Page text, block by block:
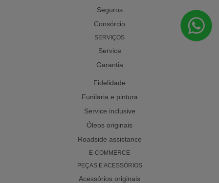
Seguros
Consórcio
SERVIÇOS
Service
Garantia
Fidelidade
Funilaria e pintura
Service inclusive
Óleos originais
Roadside assistance
E-COMMERCE
PEÇAS E ACESSÓRIOS
Acessórios originais